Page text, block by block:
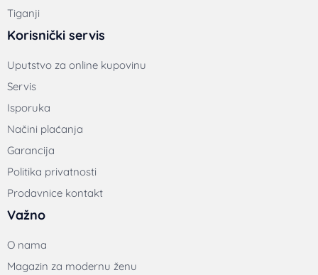
Tiganji
Korisnički servis
Uputstvo za online kupovinu
Servis
Isporuka
Načini plaćanja
Garancija
Politika privatnosti
Prodavnice kontakt
Važno
O nama
Magazin za modernu ženu